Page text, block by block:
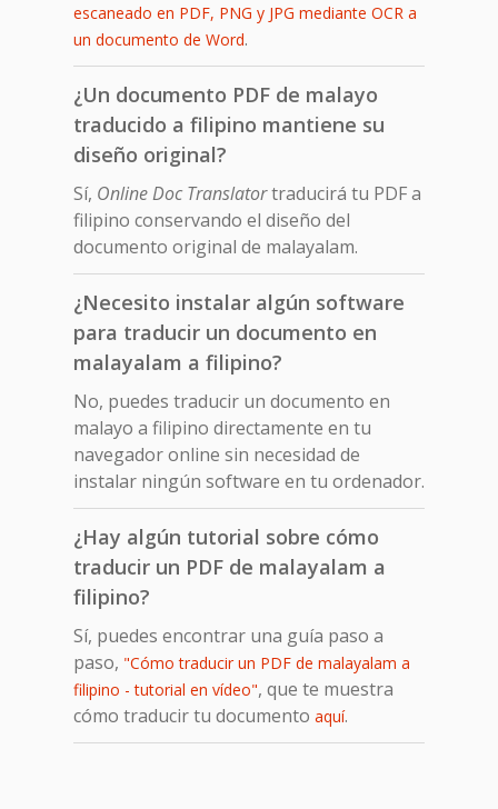
escaneado en PDF, PNG y JPG mediante OCR a
un documento de Word.
¿Un documento PDF de malayo
traducido a filipino mantiene su
diseño original?
Sí, Online Doc Translatortraducirá tu PDF a
filipino conservando el diseño del
documento original de malayalam.
¿Necesito instalar algún software
para traducir un documento en
malayalam a filipino?
No, puedes traducir un documento en
malayo a filipino directamente en tu
navegador online sin necesidad de
instalar ningún software en tu ordenador.
¿Hay algún tutorial sobre cómo
traducir un PDF de malayalam a
filipino?
Sí, puedes encontrar una guía paso a
paso, "Cómo traducir un PDF de malayalam a
filipino - tutorial en vídeo", que te muestra
cómo traducir tu documento aquí.